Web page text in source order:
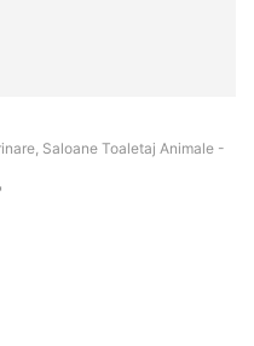
Saloane Toaletaj Animale -